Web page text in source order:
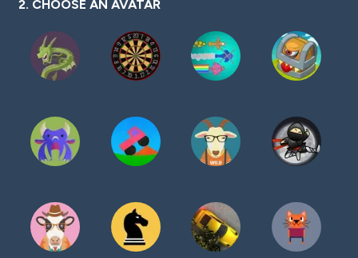
2. CHOOSE AN AVATAR